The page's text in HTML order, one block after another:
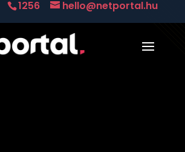
1256 hello@netportal.hu